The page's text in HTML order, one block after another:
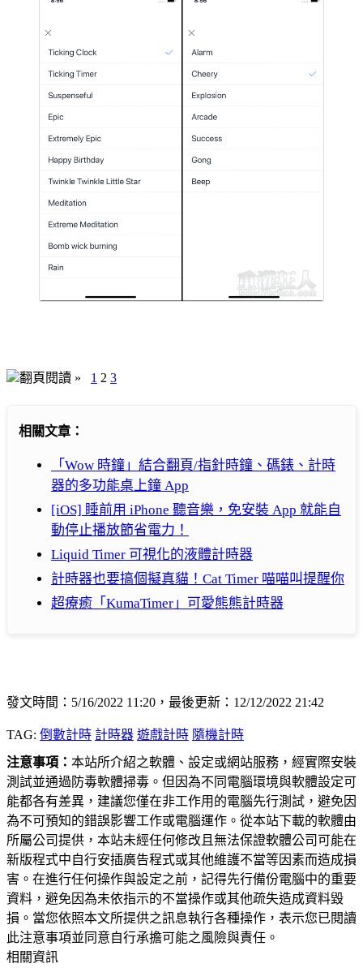
翻頁閱讀 » 1 2 3
相關文章：
「Wow 時鐘」結合翻頁/指針時鐘、碼錶、計時
器的多功能桌上鐘 App
[iOS] 睡前用 iPhone 聽音樂，免安裝 App 就能自
動停止播放節省電力！
Liquid Timer 可視化的液體計時器
計時器也要搞個擬真貓！Cat Timer 喵喵叫提醒你
超療癒「KumaTimer」可愛熊熊計時器
發文時間：5/16/2022 11:20，最後更新：12/12/2022 21:42
TAG: 倒數計時 計時器 遊戲計時 隨機計時
注意事項： 本站所介紹之軟體、設定或網站服務，經實際安裝
測試並通過防毒軟體掃毒。但因為不同電腦環境與軟體設定可
能都各有差異，建議您僅在非工作用的電腦先行測試，避免因
為不可預知的錯誤影響工作或電腦運作。從本站下載的軟體由
所屬公司提供，本站未經任何修改且無法保證軟體公司可能在
新版程式中自行安插廣告程式或其他維護不當等因素而造成損
害。在進行任何操作與設定之前，記得先行備份電腦中的重要
資料，避免因為未依指示的不當操作或其他疏失造成資料毀
損。當您依照本文所提供之訊息執行各種操作，表示您已閱讀
此注意事項並同意自行承擔可能之風險與責任。
相關資訊